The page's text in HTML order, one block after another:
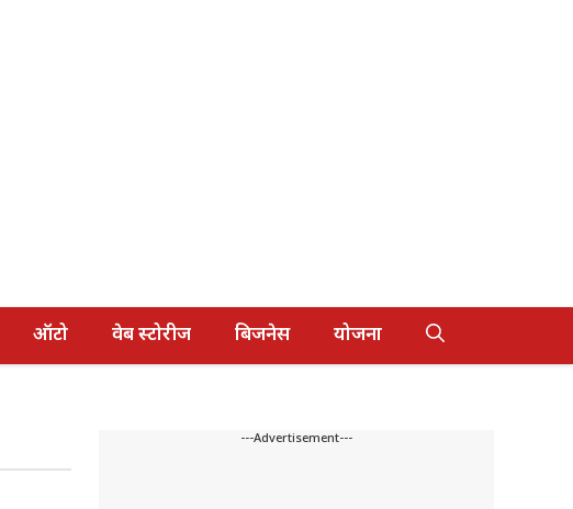
ऑटो वेब स्टोरीज बिजनेस योजना
---Advertisement---